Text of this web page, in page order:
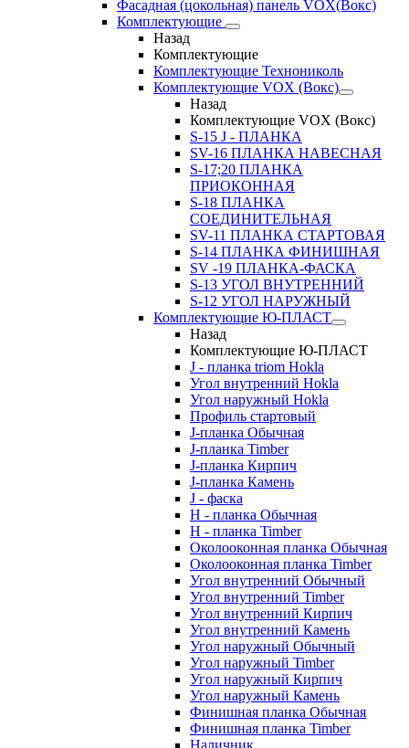
Фасадная (цокольная) панель VOX(Вокс)
Комплектующие
Назад
Комплектующие
Комплектующие Технониколь
Комплектующие VOX (Вокс)
Назад
Комплектующие VOX (Вокс)
S-15 J - ПЛАНКА
SV-16 ПЛАНКА НАВЕСНАЯ
S-17;20 ПЛАНКА
ПРИОКОННАЯ
S-18 ПЛАНКА
СОЕДИНИТЕЛЬНАЯ
SV-11 ПЛАНКА СТАРТОВАЯ
S-14 ПЛАНКА ФИНИШНАЯ
SV -19 ПЛАНКА-ФАСКА
S-13 УГОЛ ВНУТРЕННИЙ
S-12 УГОЛ НАРУЖНЫЙ
Комплектующие Ю-ПЛАСТ
Назад
Комплектующие Ю-ПЛАСТ
J - планка triom Hokla
Угол внутренний Hokla
Угол наружный Hokla
Профиль стартовый
J-планка Обычная
J-планка Timber
J-планка Кирпич
J-планка Камень
J - фаска
Н - планка Обычная
Н - планка Timber
Околооконная планка Обычная
Околооконная планка Timber
Угол внутренний Обычный
Угол внутренний Timber
Угол внутренний Кирпич
Угол внутренний Камень
Угол наружный Обычный
Угол наружный Timber
Угол наружный Кирпич
Угол наружный Камень
Финишная планка Обычная
Финишная планка Timber
Наличник